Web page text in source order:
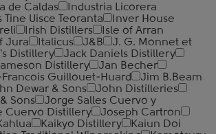
de Caldas
Industria Licorera
Tine Uisce Teoranta
Inver House
Irish Distillers
Isle of Arran
Jura Italicus J&B
J. G. Monnet et
Distillery
Jack Daniels Distillery
Distillery
Jan Becher
Guillouet-Huard
Jim B.Beam
Dewar & Sons
John Distilleries
Sons
Jorge Salles Cuervo y
Cuervo Distillery
Joseph Cartron
Kaikyo Distillery
Kaiun Doi